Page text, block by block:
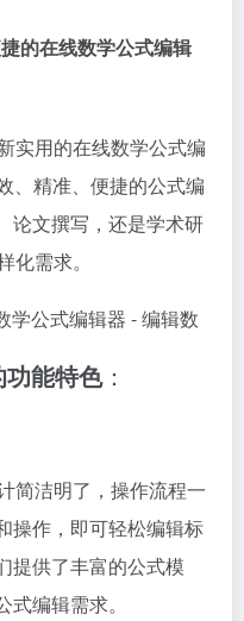
的在线数学公式编辑
实用的在线数学公式编
、精准、便捷的公式编
论文撰写，还是学术研
需求。
能特色：
简洁明了，操作流程一
操作，即可轻松编辑标
提供了丰富的公式模
编辑需求。